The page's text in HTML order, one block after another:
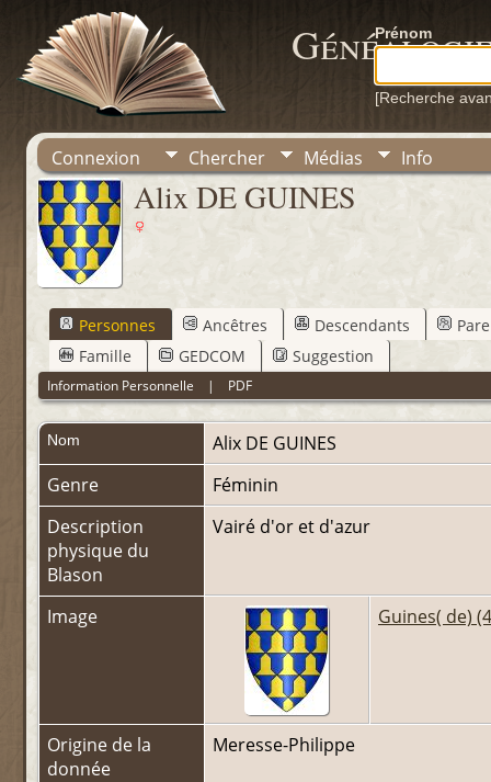
Prénom
[Recherche
Connexion Chercher Médias Info
Alix DE GUINES
Personnes Ancêtres Descendants
Famille
GEDCOM Suggestion
Information Personnelle | PDF
Nom Alix DE GUINES
Genre
Féminin
Description
physique du
Blason
Vairé d'or et d'azur
Image Guines( de)
Origine de la
donnée
Meresse-Philippe